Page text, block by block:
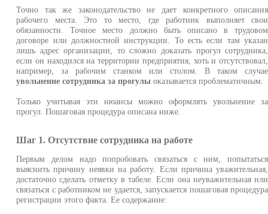
Точно так же законодательство не дает конкретного описания
рабочего места. Это то место, где работник выполняет свои
обязанности. Точное место должно быть описано в трудовом
договоре или должностной инструкции. То есть если там указан
лишь адрес организации, то сложно доказать прогул сотрудника,
если он находился на территории предприятия, хоть и отсутствовал,
например, за рабочим станком или столом. В таком случае
увольнение сотрудника за прогулы оказывается проблематичным.
Только учитывая эти нюансы можно оформлять увольнение за
прогул. Пошаговая процедура описана ниже.
Шаг 1. Отсутствие сотрудника на работе
Первым делом надо попробовать связаться с ним, попытаться
выяснить причину неявки на работу. Если причина уважительная,
достаточно сделать отметку в табеле. Если она неуважительная или
связаться с работником не удается, запускается пошаговая процедура
регистрации этого факта. Ее содержание: